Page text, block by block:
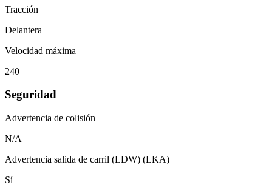
Tracción
Delantera
Velocidad máxima
240
Seguridad
Advertencia de colisión
N/A
Advertencia salida de carril (LDW) (LKA)
Sí